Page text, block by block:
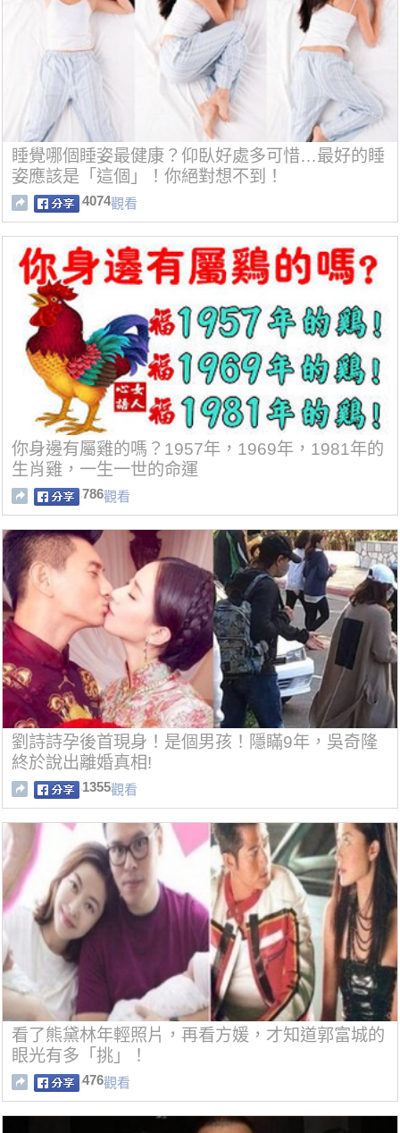
睡覺哪個睡姿最健康？仰臥好處多可惜…最好的睡
姿應該是「這個」！你絕對想不到！
4074觀看
你身邊有屬雞的嗎？1957年，1969年，1981年的
生肖雞，一生一世的命運
786觀看
劉詩詩孕後首現身！是個男孩！隱瞞9年，吳奇隆
終於說出離婚真相!
1355觀看
看了熊黛林年輕照片，再看方媛，才知道郭富城的
眼光有多「挑」！
476觀看